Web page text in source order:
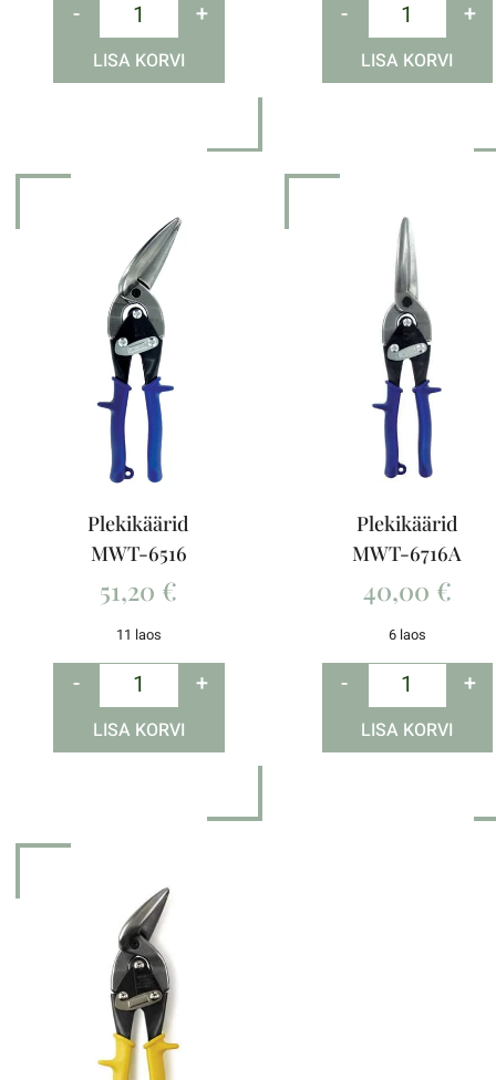
- +
LISA KORVI
- +
LISA KORVI
Plekikäärid
MWT-6516
51,20 €
11 laos
- +
LISA KORVI
Plekikäärid
MWT-6716A
40,00 €
6 laos
- +
LISA KORVI